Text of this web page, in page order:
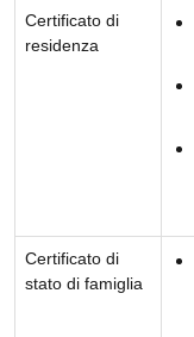
Certificato di
residenza
Certificato di
stato di famiglia